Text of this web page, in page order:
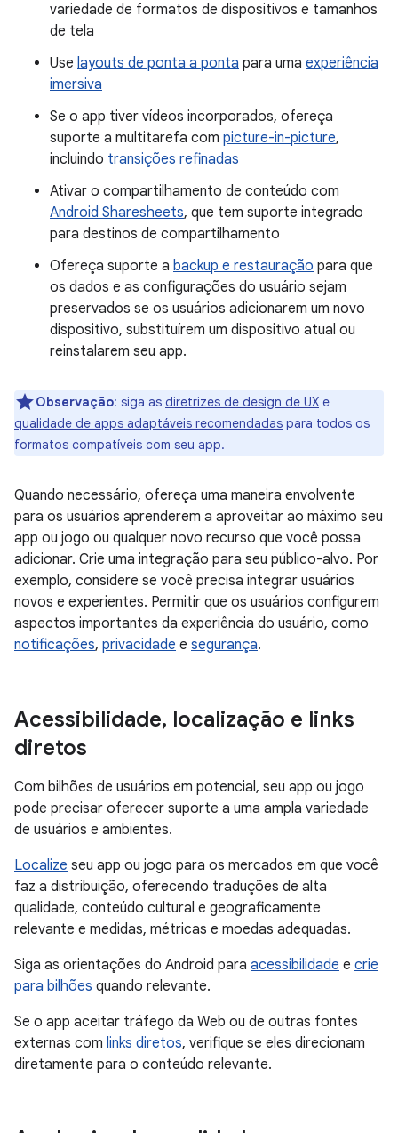
variedade de formatos de dispositivos e tamanhos
de tela
Use layouts de ponta a ponta para uma experiência
imersiva
Se o app tiver vídeos incorporados, ofereça
suporte a multitarefa com picture-in-picture,
incluindo transições refinadas
Ativar o compartilhamento de conteúdo com
Android Sharesheets, que tem suporte integrado
para destinos de compartilhamento
Ofereça suporte a backup e restauração para que
os dados e as configurações do usuário sejam
preservados se os usuários adicionarem um novo
dispositivo, substituírem um dispositivo atual ou
reinstalarem seu app.
Observação: siga as diretrizes de design de UX e
qualidade de apps adaptáveis recomendadas para todos os
formatos compatíveis com seu app.
Quando necessário, ofereça uma maneira envolvente
para os usuários aprenderem a aproveitar ao máximo seu
app ou jogo ou qualquer novo recurso que você possa
adicionar. Crie uma integração para seu público-alvo. Por
exemplo, considere se você precisa integrar usuários
novos e experientes. Permitir que os usuários configurem
aspectos importantes da experiência do usuário, como
notificações, privacidade e segurança.
Acessibilidade, localização e links
diretos
Com bilhões de usuários em potencial, seu app ou jogo
pode precisar oferecer suporte a uma ampla variedade
de usuários e ambientes.
Localize seu app ou jogo para os mercados em que você
faz a distribuição, oferecendo traduções de alta
qualidade, conteúdo cultural e geograficamente
relevante e medidas, métricas e moedas adequadas.
Siga as orientações do Android para acessibilidade e crie
para bilhões quando relevante.
Se o app aceitar tráfego da Web ou de outras fontes
externas com links diretos, verifique se eles direcionam
diretamente para o conteúdo relevante.